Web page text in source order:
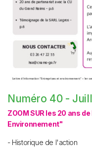
Numéro 40 -
ZOOM SUR les 20 ans
Environnement"
- Historique de l'action